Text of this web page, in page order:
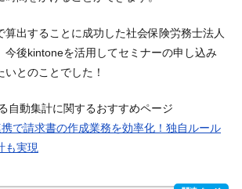
算出することに成功した社会保険労務士法人
今後kintoneを活用してセミナーの申し込み
とのことでした！
自動集計に関するおすすめページ
で請求書の作成業務を効率化！独自ルール
も実現